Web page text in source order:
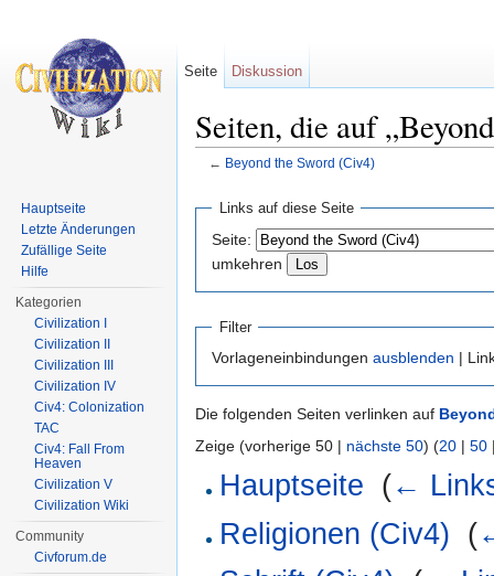
Seiten, die auf
← Beyond the Sword (Civ4)
Links auf diese Seite
Seite:
umkehren
Filter
Vorlageneinbindungen ausblenden |
Die folgenden Seiten verlinken auf
Zeige (vorherige 50 | nächste 50) (20 | 50
Hauptseite (←
Religionen (Civ4) (
Seite Diskussion
Hauptseite
Letzte Änderungen
Zufällige Seite
Hilfe
Kategorien
Civilization I
Civilization II
Civilization III
Civilization IV
Civ4: Colonization
TAC
Civ4: Fall From
Heaven
Civilization V
Civilization Wiki
Community
Civforum.de